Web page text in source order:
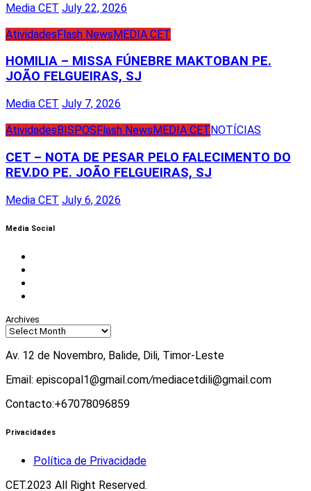
Media CET July 22, 2026
AtividadesFlash NewsMEDIA CET
HOMILIA – MISSA FÚNEBRE MAKTOBAN PE.
JOÃO FELGUEIRAS, SJ
Media CET July 7, 2026
Atividades BISPOS Flash News MEDIA CET NOTÍCIAS
CET – NOTA DE PESAR PELO FALECIMENTO DO
REV.DO PE. JOÃO FELGUEIRAS, SJ
Media CET July 6, 2026
Media Social
Archives
Av. 12 de Novembro, Balide, Dili, Timor-Leste
Email: episcopal1@gmail.com/mediacetdili@gmail.com
Contacto:+67078096859
Privacidades
Política de Privacidade
CET.2023 All Right Reserved.